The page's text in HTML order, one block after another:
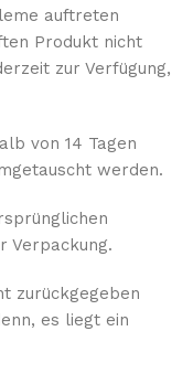
auftreten
Produkt nicht
zur Verfügung,
von 14 Tagen
werden.
Verpackung.
zurückgegeben
es liegt ein